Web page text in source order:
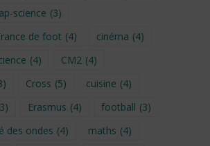
science (3)
de foot (4) cinéma (4)
(4) CM2 (4)
Cross (5) cuisine (4)
Erasmus (4) football (3)
des ondes (4) maths (4)